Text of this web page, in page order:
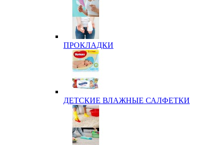
ПРОКЛАДКИ
ДЕТСКИЕ ВЛАЖНЫЕ САЛФЕТКИ